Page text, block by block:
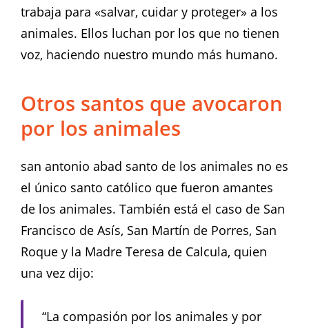
trabaja para «salvar, cuidar y proteger» a los
animales. Ellos luchan por los que no tienen
voz, haciendo nuestro mundo más humano.
Otros santos que avocaron
por los animales
san antonio abad santo de los animales no es
el único santo católico que fueron amantes
de los animales. También está el caso de San
Francisco de Asís, San Martín de Porres, San
Roque y la Madre Teresa de Calcula, quien
una vez dijo:
“La compasión por los animales y por